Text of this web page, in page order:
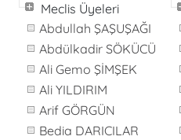
Meclis Üyeleri
Abdullah ŞAŞUŞAĞI
Abdülkadir SÖKÜCÜ
Ali Gemo ŞİMŞEK
Ali YILDIRIM
Arif GÖRGÜN
Bedia DARICILAR